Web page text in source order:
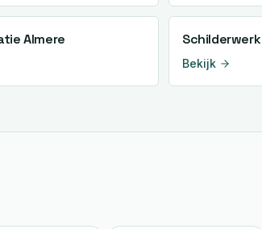
Almere Schilderwerk
Bekijk